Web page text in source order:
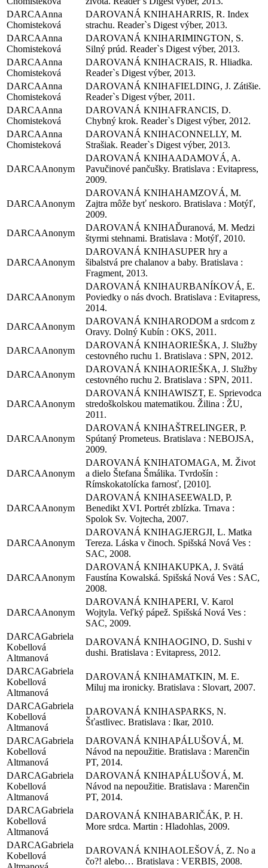
Anna
Chomisteková
HARRIS, R. Index
strachu. Reader`s Digest výber, 2013.
Anna
Chomisteková
RIMINGTON, S.
Silný prúd. Reader`s Digest výber, 2013.
Anna
Chomisteková
CRAIS, R. Hliadka.
Reader`s Digest výber, 2013.
Anna
Chomisteková
FIELDING, J. Zátišie.
Reader`s Digest výber, 2011.
Anna
Chomisteková
FRANCIS, D.
Chybný krok. Reader`s Digest výber, 2012.
Anna
Chomisteková
CONNELLY, M.
Strašiak. Reader`s Digest výber, 2013.
Anonym
ADAMOVÁ, A.
Pavučinové pančušky. Bratislava : Evitapress,
2009.
Anonym
HAMZOVÁ, M.
Zajtra môže byť neskoro. Bratislava : Motýľ,
2009.
Anonym
Ďuranová, M. Medzi
štyrmi stehnami. Bratislava : Motýľ, 2010.
Anonym
SUPER hry a
šibalstvá pre chalanov a baby. Bratislava :
Fragment, 2013.
Anonym
URBANÍKOVÁ, E.
Poviedky o nás dvoch. Bratislava : Evitapress,
2014.
Anonym
RODOM a srdcom z
Oravy. Dolný Kubín : OKS, 2011.
Anonym
ORIEŠKA, J. Služby
cestovného ruchu 1. Bratislava : SPN, 2012.
Anonym
ORIEŠKA, J. Služby
cestovného ruchu 2. Bratislava : SPN, 2011.
Anonym
WISZT, E. Sprievodca
stredoškolskou matematikou. Žilina : ŽU,
2011.
Anonym
ŠTRELINGER, P.
Spútaný Prometeus. Bratislava : NEBOJSA,
2009.
Anonym
TOMAGA, M. Život
a dielo Štefana Šmálika. Tvrdošín :
Rímskokatolícka farnosť, [2010].
Anonym
SEEWALD, P.
Benedikt XVI. Portrét zblízka. Trnava :
Spolok Sv. Vojtecha, 2007.
Anonym
GJERGJI, L. Matka
Tereza. Láska v činoch. Spišská Nová Ves :
SAC, 2008.
Anonym
KUPKA, J. Svätá
Faustína Kowalská. Spišská Nová Ves : SAC,
2008.
Anonym
PERI, V. Karol
Wojtyla. Veľký pápež. Spišská Nová Ves :
SAC, 2009.
Gabriela
Kobellová
Altmanová
OGINO, D. Sushi v
dushi. Bratislava : Evitapress, 2012.
Gabriela
Kobellová
Altmanová
MATKIN, M. E.
Miluj ma ironicky. Bratislava : Slovart, 2007.
Gabriela
Kobellová
Altmanová
SPARKS, N.
Šťastlivec. Bratislava : Ikar, 2010.
Gabriela
Kobellová
Altmanová
PÁLUŠOVÁ, M.
Návod na nepoužitie. Bratislava : Marenčin
PT, 2014.
Gabriela
Kobellová
Altmanová
PÁLUŠOVÁ, M.
Návod na nepoužitie. Bratislava : Marenčin
PT, 2014.
Gabriela
Kobellová
Altmanová
BARIČÁK, P. H.
More srdca. Martin : Hladohlas, 2009.
Gabriela
Kobellová
OLEŠOVÁ, Z. No a
čo?! alebo… Bratislava : VERBIS, 2008.